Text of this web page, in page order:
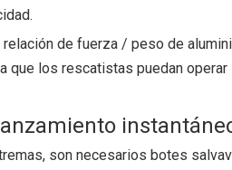
relación de fuerza / peso de
que los rescatistas puedan
son necesarios botes